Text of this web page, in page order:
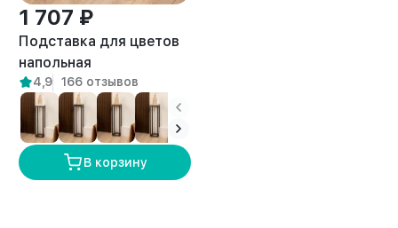
1 707 ₽
Подставка для цветов
напольная
металлическая лофт
Фолья белый/амаретто
4,9 166 отзывов
В корзину